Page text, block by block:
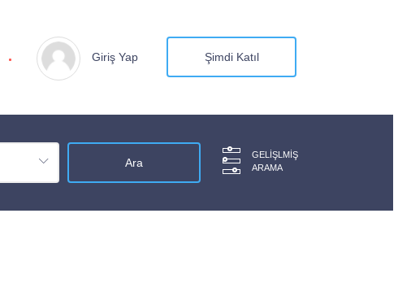
Giriş Yap Şimdi Katıl
GELIŞLMIŞ
ARAMA